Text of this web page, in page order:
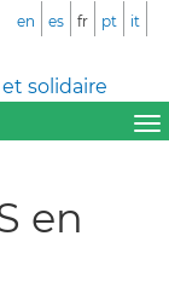
solidaire
en es fr pt it
en